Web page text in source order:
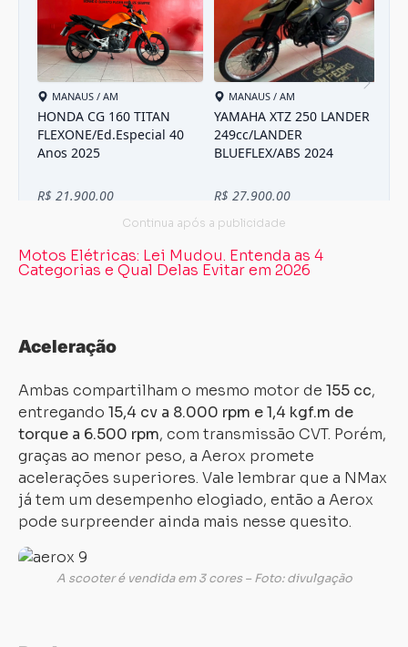
Motos Elétricas: Lei Mudou. Entenda as 4
Categorias e Qual Delas Evitar em 2026
Aceleração
Ambas compartilham o mesmo motor de 155 cc,
entregando 15,4 cv a 8.000 rpm e 1,4 kgf.m de
torque a 6.500 rpm, com transmissão CVT. Porém,
graças ao menor peso, a Aerox promete
acelerações superiores. Vale lembrar que a NMax
já tem um desempenho elogiado, então a Aerox
pode surpreender ainda mais nesse quesito.
A scooter é vendida em 3 cores – Foto: divulgação